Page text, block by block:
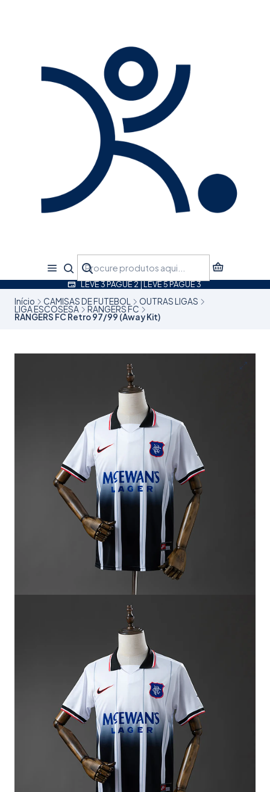
LEVE 3 PAGUE 2 | LEVE 5 PAGUE 3
Início CAMISAS DE FUTEBOL OUTRAS LIGAS
LIGA ESCOSESA RANGERS FC
RANGERS FC Retro 97/99 (Away Kit)